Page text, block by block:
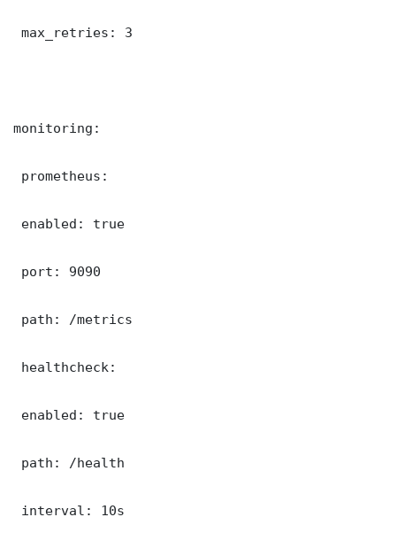
max_retries: 3
monitoring:
prometheus:
enabled: true
port: 9090
path: /metrics
healthcheck:
enabled: true
path: /health
interval: 10s